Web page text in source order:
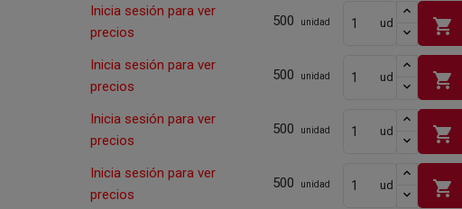
Inicia sesión para ver
precios
500 unidad ud shopping_cart
Inicia sesión para ver
precios
500 unidad ud shopping_cart
Inicia sesión para ver
precios
500 unidad ud shopping_cart
Inicia sesión para ver
precios
500 unidad ud shopping_cart